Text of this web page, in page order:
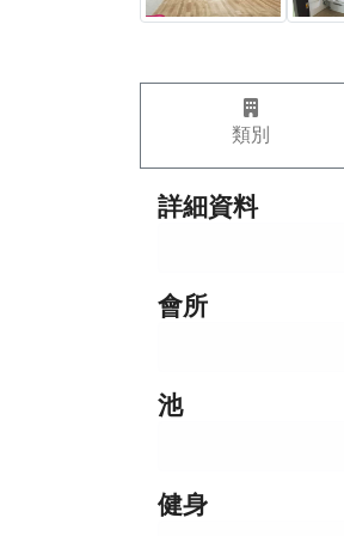
類別
詳細資料
會所
池
健身